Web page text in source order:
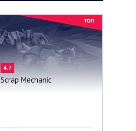
4.7
Scrap Mechanic